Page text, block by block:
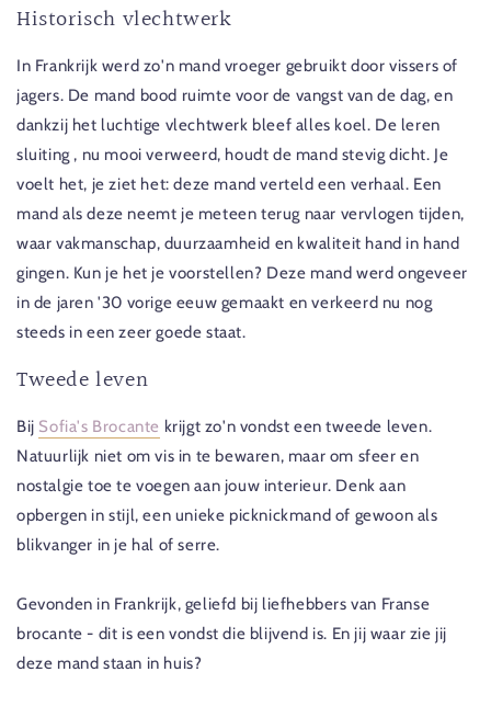
Historisch vlechtwerk
In Frankrijk werd zo'n mand vroeger gebruikt door vissers of
jagers. De mand bood ruimte voor de vangst van de dag, en
dankzij het luchtige vlechtwerk bleef alles koel. De leren
sluiting , nu mooi verweerd, houdt de mand stevig dicht. Je
voelt het, je ziet het: deze mand verteld een verhaal. Een
mand als deze neemt je meteen terug naar vervlogen tijden,
waar vakmanschap, duurzaamheid en kwaliteit hand in hand
gingen. Kun je het je voorstellen? Deze mand werd ongeveer
in de jaren '30 vorige eeuw gemaakt en verkeerd nu nog
steeds in een zeer goede staat.
Tweede leven
Bij Sofia's Brocante krijgt zo'n vondst een tweede leven.
Natuurlijk niet om vis in te bewaren, maar om sfeer en
nostalgie toe te voegen aan jouw interieur. Denk aan
opbergen in stijl, een unieke picknickmand of gewoon als
blikvanger in je hal of serre.
Gevonden in Frankrijk, geliefd bij liefhebbers van Franse
brocante - dit is een vondst die blijvend is. En jij waar zie jij
deze mand staan in huis?